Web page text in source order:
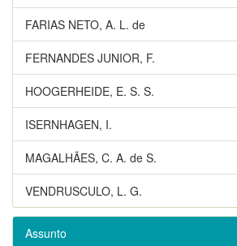
FARIAS NETO, A. L. de
FERNANDES JUNIOR, F.
HOOGERHEIDE, E. S. S.
ISERNHAGEN, I.
MAGALHÃES, C. A. de S.
VENDRUSCULO, L. G.
Assunto